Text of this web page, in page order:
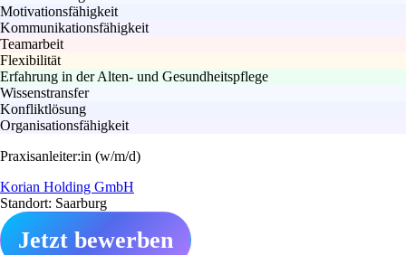
Motivationsfähigkeit
Kommunikationsfähigkeit
Teamarbeit
Flexibilität
Erfahrung in der Alten- und Gesundheitspflege
Wissenstransfer
Konfliktlösung
Organisationsfähigkeit
Praxisanleiter:in (w/m/d)
Korian Holding GmbH
Standort: Saarburg
Jetzt bewerben